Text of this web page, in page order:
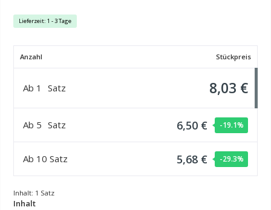
Lieferzeit: 1 - 3 Tage
Anzahl Stückpreis
Ab 1 Satz 8,03 €
Ab 5 Satz 6,50 € -19.1%
Ab 10 Satz 5,68 € -29.3%
Inhalt: 1 Satz
Inhaltauswählen